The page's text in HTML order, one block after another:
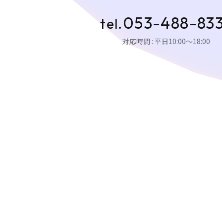
tel.053-488-
対応時間 : 平日10:00〜18:00